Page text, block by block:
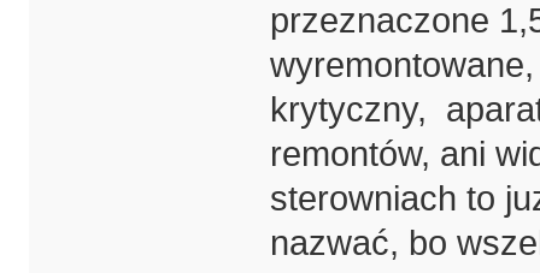
przeznaczone
krytyczny,
remontów, ani
sterowniach to
nazwać, bo